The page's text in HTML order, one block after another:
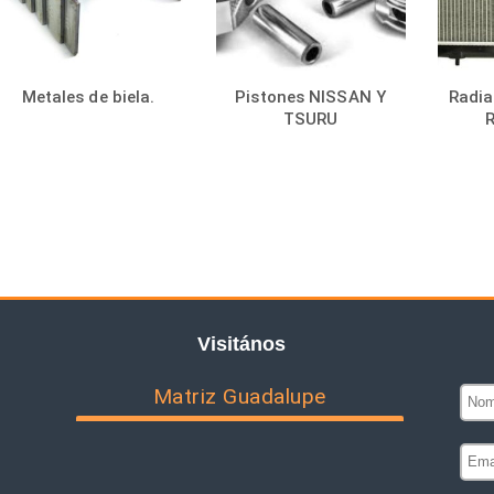
Metales de biela.
Pistones NISSAN Y
TSURU
Visitános
Matriz Guadalupe